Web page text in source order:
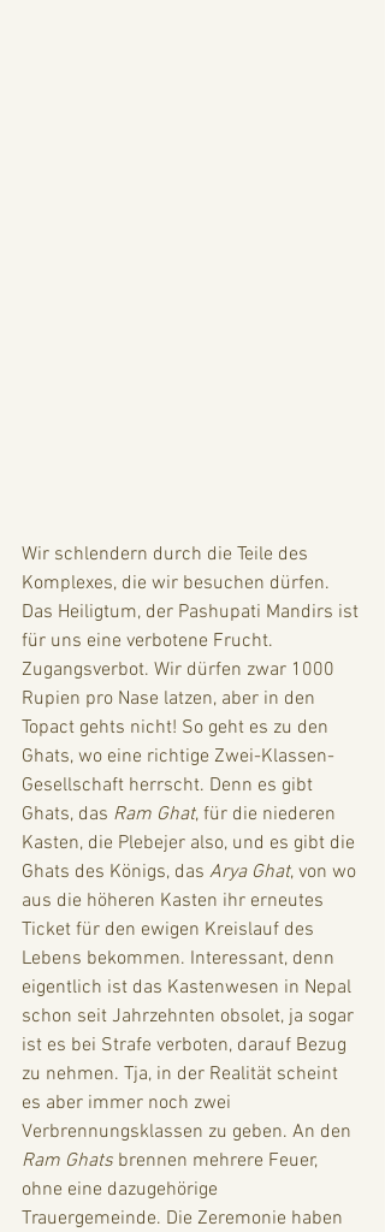
Wir schlendern durch die Teile des
Komplexes, die wir besuchen dürfen.
Das Heiligtum, der Pashupati Mandirs ist
für uns eine verbotene Frucht.
Zugangsverbot. Wir dürfen zwar 1000
Rupien pro Nase latzen, aber in den
Topact gehts nicht! So geht es zu den
Ghats, wo eine richtige Zwei-Klassen-
Gesellschaft herrscht. Denn es gibt
Ghats, das Ram Ghat, für die niederen
Kasten, die Plebejer also, und es gibt die
Ghats des Königs, das Arya Ghat, von wo
aus die höheren Kasten ihr erneutes
Ticket für den ewigen Kreislauf des
Lebens bekommen. Interessant, denn
eigentlich ist das Kastenwesen in Nepal
schon seit Jahrzehnten obsolet, ja sogar
ist es bei Strafe verboten, darauf Bezug
zu nehmen. Tja, in der Realität scheint
es aber immer noch zwei
Verbrennungsklassen zu geben. An den
Ram Ghats brennen mehrere Feuer,
ohne eine dazugehörige
Trauergemeinde. Die Zeremonie haben